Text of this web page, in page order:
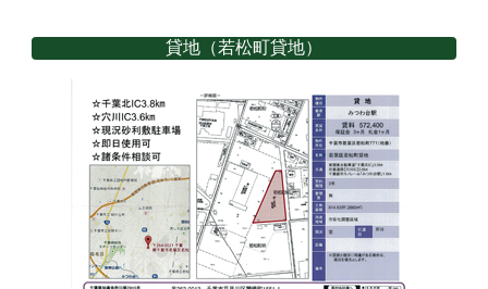
貸地（若松町貸地）